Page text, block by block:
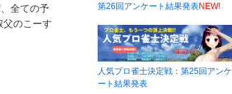
全ての予
のこーす
第26回アンケート結果発表NEW!
人気プロ雀士決定戦：第25回アンケ
ート結果発表